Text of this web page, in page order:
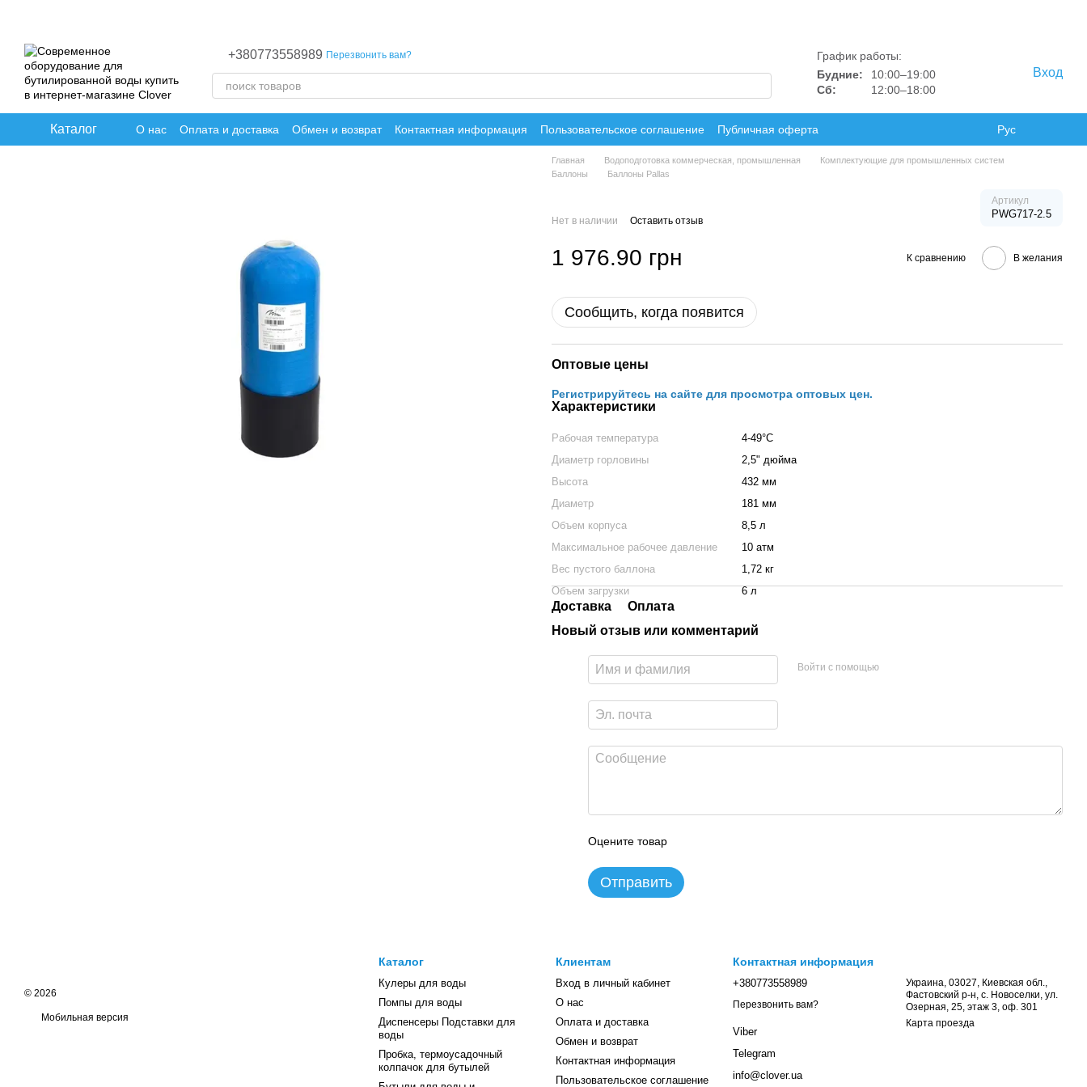
+380773558989 Перезвонить вам?
График работы:
Будние:
10:00–19:00
Сб:
12:00–18:00
Вход
Каталог О нас Оплата и доставка Обмен и возврат Контактная информация Пользовательское соглашение Публичная оферта Рус
Главная Водоподготовка коммерческая, промышленная
Комплектующие для промышленных систем
Баллоны
Баллоны Pallas
Артикул
PWG717-2.5
Нет в наличии Оставить отзыв
1 976.90 грн К сравнению В желания
Сообщить, когда появится
Оптовые цены
Регистрируйтесь на сайте для просмотра оптовых цен.
Характеристики
Рабочая температура
4-49°С
Диаметр горловины
2,5" дюйма
Высота
432 мм
Диаметр
181 мм
Объем корпуса
8,5 л
Максимальное рабочее давление
10 атм
Вес пустого баллона
1,72 кг
Объем загрузки
6 л
Доставка
Оплата
Новый отзыв или комментарий
Войти с помощью
Оцените товар
Отправить
© 2026
Мобильная версия
Каталог
Кулеры для воды
Помпы для воды
Диспенсеры Подставки для
воды
Пробка, термоусадочный
колпачок для бутылей
Клиентам
Вход в личный кабинет
О нас
Оплата и доставка
Обмен и возврат
Контактная информация
Пользовательское соглашение
Контактная информация
+380773558989
Перезвонить вам?
Viber
Telegram
info@clover.ua
Украина, 03027, Киевская обл.,
Фастовский р-н, с. Новоселки, ул.
Озерная, 25, этаж 3, оф. 301
Карта проезда